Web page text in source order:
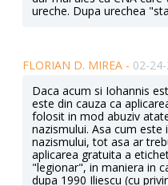
ureche. Dupa urechea
FLORIAN D. MIREA - 02-
Daca acum si Iohannis
este din cauza ca
folosit in mod abuziv
nazismului. Asa cum
nazismului, tot asa ar
aplicarea gratuita a
"legionar", in maniera in
dupa 1990 Iliescu (cu